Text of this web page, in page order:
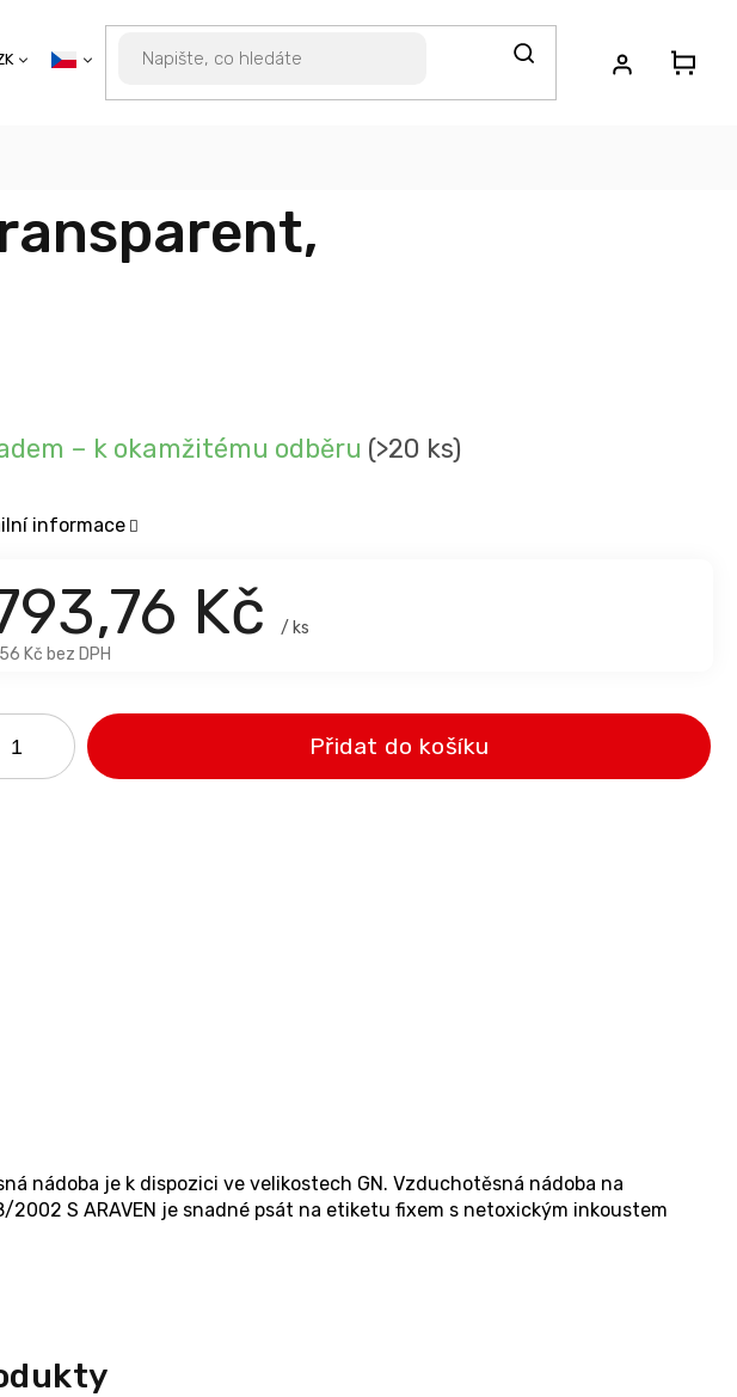
Kč
/ ks
Kč bez DPH
– k okamžitému odběru (>20 ks)
Přidat do košíku
informace
nádoba je k dispozici ve velikostech GN. Vzduchotěsná nádoba na
S ARAVEN je snadné psát na etiketu fixem s netoxickým inkoustem